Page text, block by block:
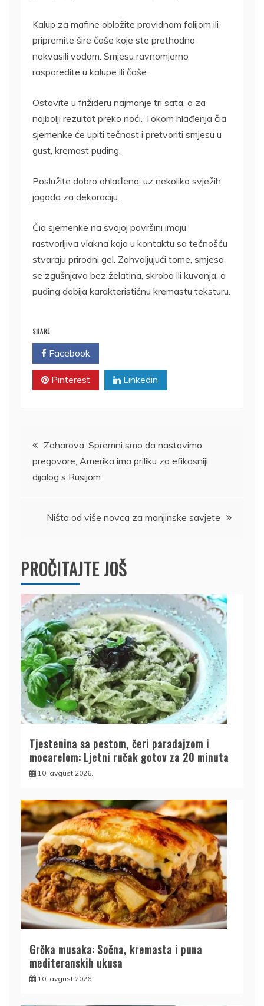
Kalup za mafine obložite providnom folijom ili
pripremite šire čaše koje ste prethodno
nakvasili vodom. Smjesu ravnomjerno
rasporedite u kalupe ili čaše.
Ostavite u frižideru najmanje tri sata, a za
najbolji rezultat preko noći. Tokom hlađenja čia
sjemenke će upiti tečnost i pretvoriti smjesu u
gust, kremast puding.
Poslužite dobro ohlađeno, uz nekoliko svježih
jagoda za dekoraciju.
Čia sjemenke na svojoj površini imaju
rastvorljiva vlakna koja u kontaktu sa tečnošću
stvaraju prirodni gel. Zahvaljujući tome, smjesa
se zgušnjava bez želatina, skroba ili kuvanja, a
puding dobija karakterističnu kremastu teksturu.
SHARE
Facebook
Pinterest Linkedin
Kretanje
članka
Zaharova: Spremni smo da nastavimo
pregovore, Amerika ima priliku za efikasniji
dijalog s Rusijom
Ništa od više novca za manjinske savjete
PROČITAJTE JOŠ
Tjestenina sa pestom, čeri paradajzom i
mocarelom: Ljetni ručak gotov za 20 minuta
10. avgust 2026.
Grčka musaka: Sočna, kremasta i puna
mediteranskih ukusa
10. avgust 2026.